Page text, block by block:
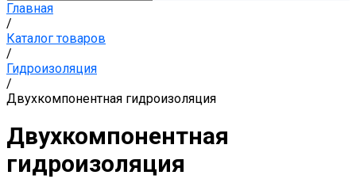
Главная
/
Каталог товаров
/
Гидроизоляция
/
Двухкомпонентная гидроизоляция
Двухкомпонентная
гидроизоляция